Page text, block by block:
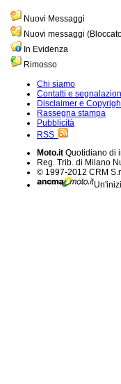
Nuovi Messaggi
Nuovi messaggi
In Evidenza
Rimosso
Chi siamo
Contatti e
Disclaimer e
Rassegna stampa
Pubblicità
RSS
Moto.it Quotidiano di
Reg. Trib. di Milano
© 1997-2012 CRM